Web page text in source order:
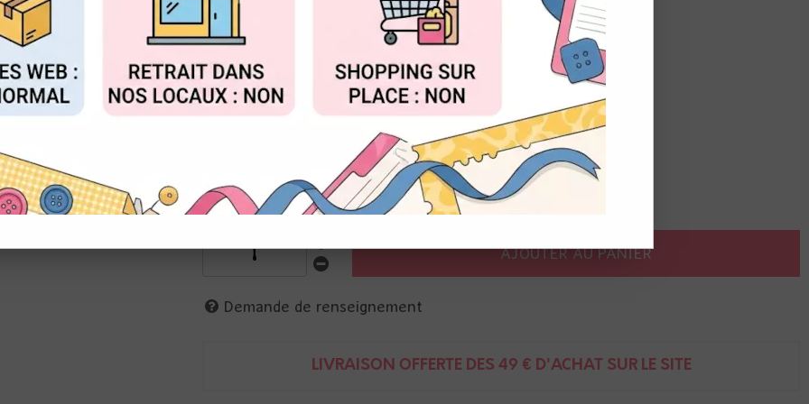
Réf. :TSO67757
Ranger
Encre couvrante, opaque, en spray.
Permet de créer des fonds même sur papiers foncés.
789541067757
AJOUTER AU PANIER
Demande de renseignement
LIVRAISON OFFERTE DÈS 49 € D'ACHAT SUR LE SITE
ACCEPTER TOUT